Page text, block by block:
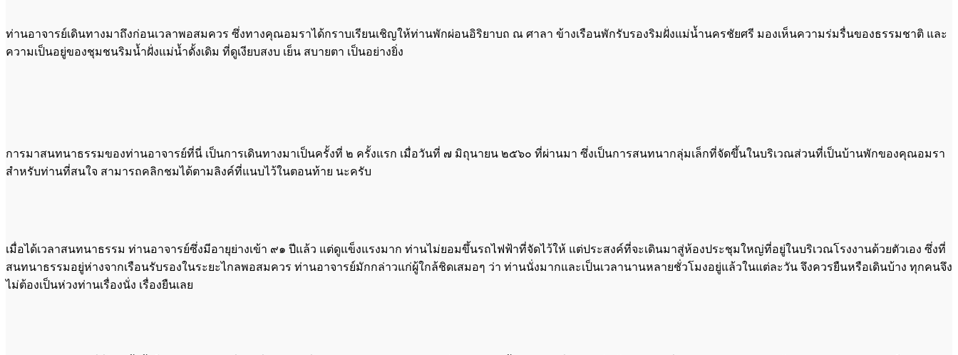
ท่านอาจารย์เดินทางมาถึงก่อนเวลาพอสมควร ซึ่งทางคุณอมราได้กราบเรียนเชิญให้ท่านพักผ่อนอิริยาบถ ณ ศาลา ข้างเรือนพักรับรองริมฝั่งแม่น้ำนครชัยศรี มองเห็นความร่มรื่นของธรรมชาติ และ
ความเป็นอยู่ของชุมชนริมน้ำฝั่งแม่น้ำดั้งเดิม ที่ดูเงียบสงบ เย็น สบายตา เป็นอย่างยิ่ง
การมาสนทนาธรรมของท่านอาจารย์ที่นี่ เป็นการเดินทางมาเป็นครั้งที่ ๒ ครั้งแรก เมื่อวันที่ ๗ มิถุนายน ๒๕๖๐ ที่ผ่านมา ซึ่งเป็นการสนทนากลุ่มเล็กที่จัดขึ้นในบริเวณส่วนที่เป็นบ้านพักของคุณอมรา
สำหรับท่านที่สนใจ สามารถคลิกชมได้ตามลิงค์ที่แนบไว้ในตอนท้าย นะครับ
เมื่อได้เวลาสนทนาธรรม ท่านอาจารย์ซึ่งมีอายุย่างเข้า ๙๑ ปีแล้ว แต่ดูแข็งแรงมาก ท่านไม่ยอมขึ้นรถไฟฟ้าที่จัดไว้ให้ แต่ประสงค์ที่จะเดินมาสู่ห้องประชุมใหญ่ที่อยู่ในบริเวณโรงงานด้วยตัวเอง ซึ่งที่
สนทนาธรรมอยู่ห่างจากเรือนรับรองในระยะไกลพอสมควร ท่านอาจารย์มักกล่าวแก่ผู้ใกล้ชิดเสมอๆ ว่า ท่านนั่งมากและเป็นเวลานานหลายชั่วโมงอยู่แล้วในแต่ละวัน จึงควรยืนหรือเดินบ้าง ทุกคนจึง
ไม่ต้องเป็นห่วงท่านเรื่องนั่ง เรื่องยืนเลย